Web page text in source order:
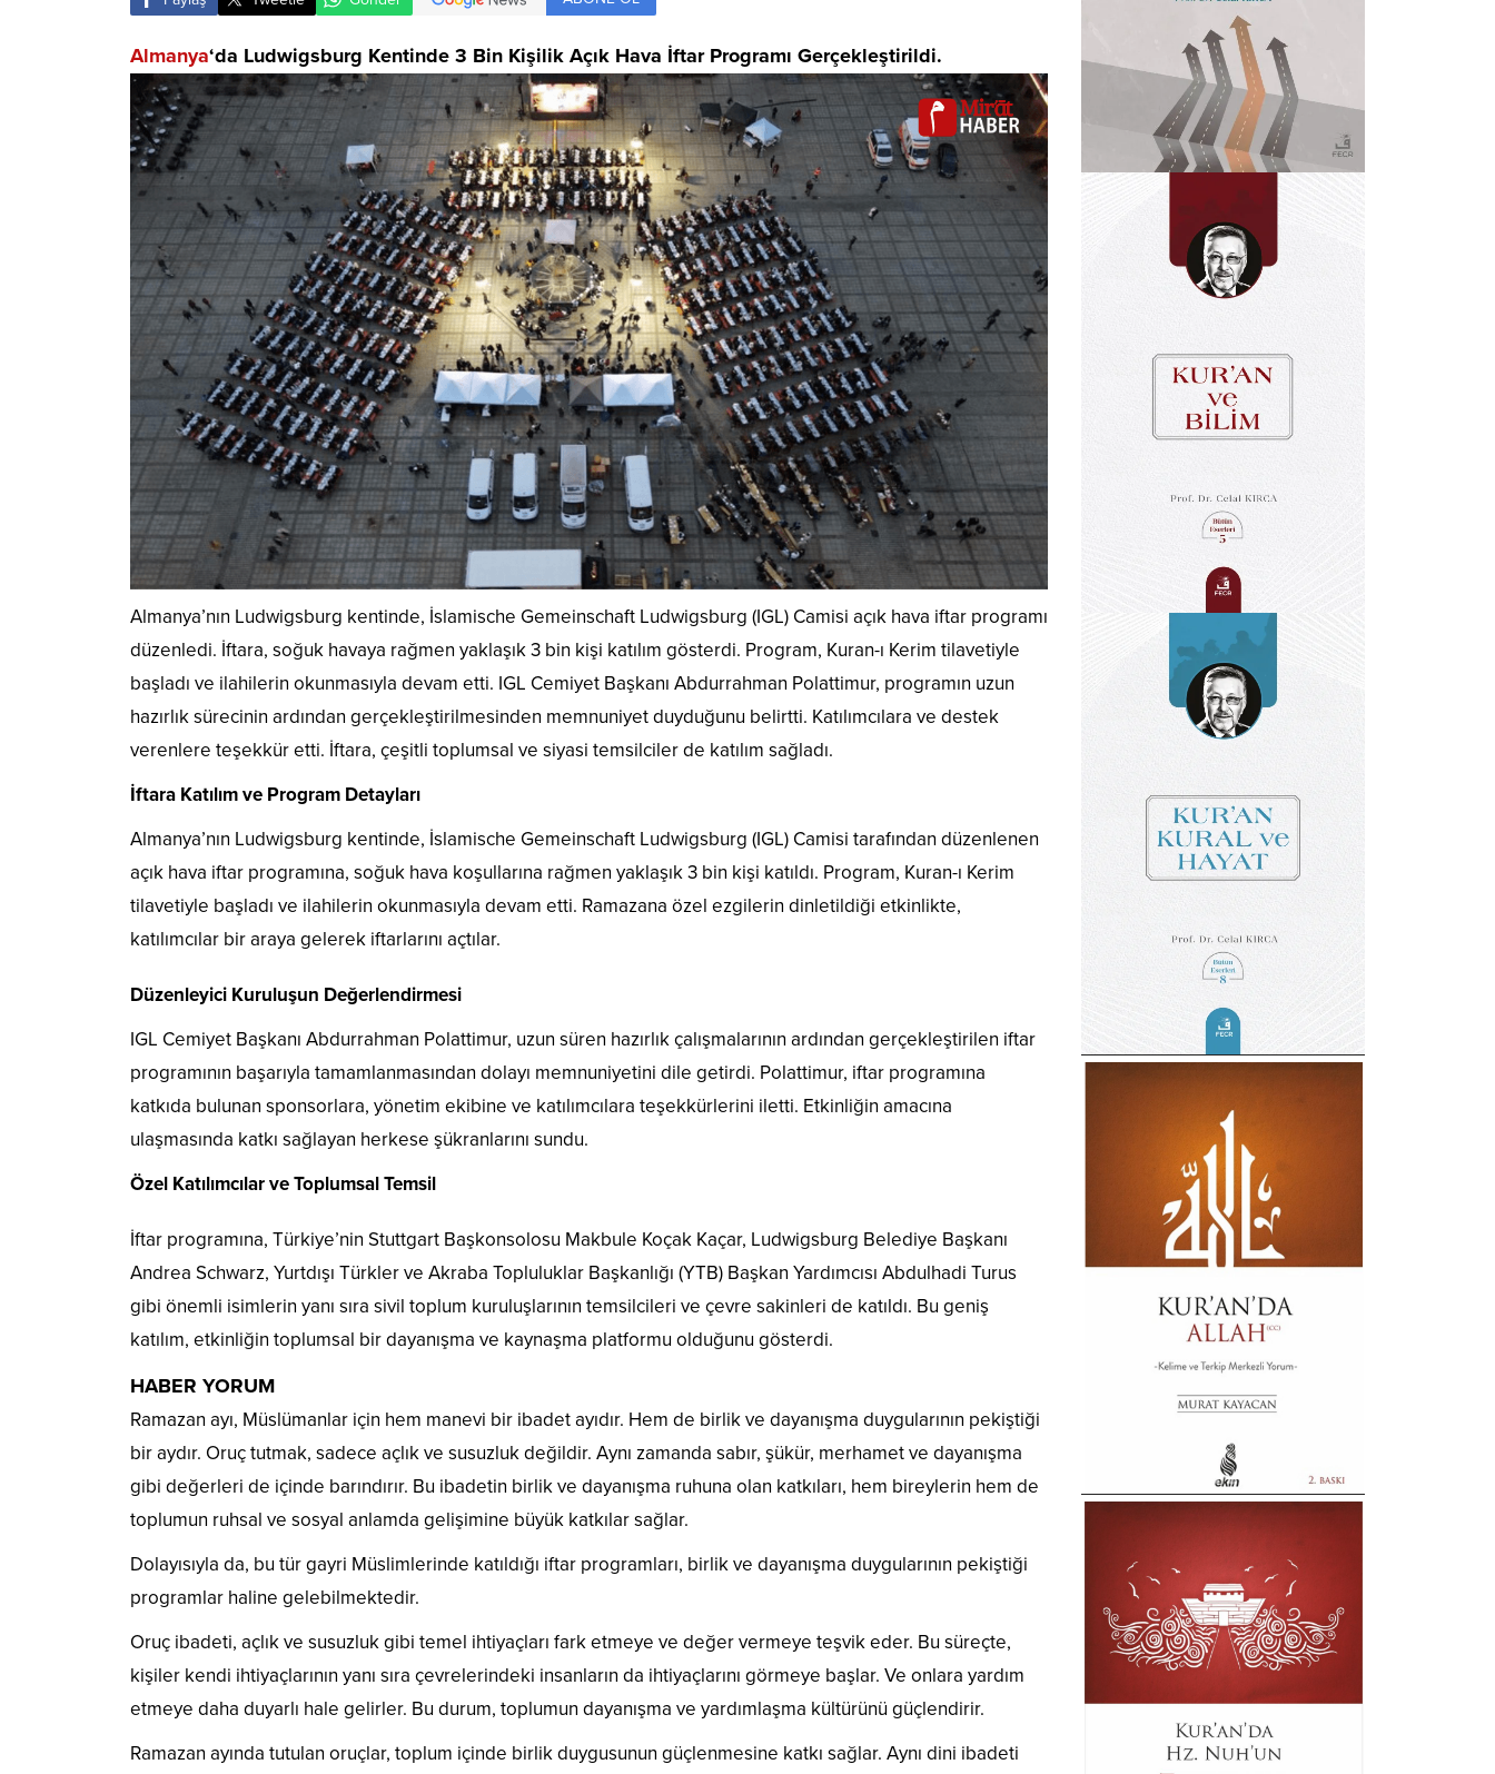
Almanya‘da Ludwigsburg Kentinde 3 Bin Kişilik Açık Hava İftar Programı Gerçekleştirildi.
Almanya’nın Ludwigsburg kentinde, İslamische Gemeinschaft Ludwigsburg (IGL) Camisi açık hava iftar programı
düzenledi. İftara, soğuk havaya rağmen yaklaşık 3 bin kişi katılım gösterdi. Program, Kuran-ı Kerim tilavetiyle
başladı ve ilahilerin okunmasıyla devam etti. IGL Cemiyet Başkanı Abdurrahman Polattimur, programın uzun
hazırlık sürecinin ardından gerçekleştirilmesinden memnuniyet duyduğunu belirtti. Katılımcılara ve destek
verenlere teşekkür etti. İftara, çeşitli toplumsal ve siyasi temsilciler de katılım sağladı.
İftara Katılım ve Program Detayları
Almanya’nın Ludwigsburg kentinde, İslamische Gemeinschaft Ludwigsburg (IGL) Camisi tarafından düzenlenen
açık hava iftar programına, soğuk hava koşullarına rağmen yaklaşık 3 bin kişi katıldı. Program, Kuran-ı Kerim
tilavetiyle başladı ve ilahilerin okunmasıyla devam etti. Ramazana özel ezgilerin dinletildiği etkinlikte,
katılımcılar bir araya gelerek iftarlarını açtılar.
Düzenleyici Kuruluşun Değerlendirmesi
IGL Cemiyet Başkanı Abdurrahman Polattimur, uzun süren hazırlık çalışmalarının ardından gerçekleştirilen iftar
programının başarıyla tamamlanmasından dolayı memnuniyetini dile getirdi. Polattimur, iftar programına
katkıda bulunan sponsorlara, yönetim ekibine ve katılımcılara teşekkürlerini iletti. Etkinliğin amacına
ulaşmasında katkı sağlayan herkese şükranlarını sundu.
Özel Katılımcılar ve Toplumsal Temsil
İftar programına, Türkiye’nin Stuttgart Başkonsolosu Makbule Koçak Kaçar, Ludwigsburg Belediye Başkanı
Andrea Schwarz, Yurtdışı Türkler ve Akraba Topluluklar Başkanlığı (YTB) Başkan Yardımcısı Abdulhadi Turus
gibi önemli isimlerin yanı sıra sivil toplum kuruluşlarının temsilcileri ve çevre sakinleri de katıldı. Bu geniş
katılım, etkinliğin toplumsal bir dayanışma ve kaynaşma platformu olduğunu gösterdi.
HABER YORUM
Ramazan ayı, Müslümanlar için hem manevi bir ibadet ayıdır. Hem de birlik ve dayanışma duygularının pekiştiği
bir aydır. Oruç tutmak, sadece açlık ve susuzluk değildir. Aynı zamanda sabır, şükür, merhamet ve dayanışma
gibi değerleri de içinde barındırır. Bu ibadetin birlik ve dayanışma ruhuna olan katkıları, hem bireylerin hem de
toplumun ruhsal ve sosyal anlamda gelişimine büyük katkılar sağlar.
Dolayısıyla da, bu tür gayri Müslimlerinde katıldığı iftar programları, birlik ve dayanışma duygularının pekiştiği
programlar haline gelebilmektedir.
Oruç ibadeti, açlık ve susuzluk gibi temel ihtiyaçları fark etmeye ve değer vermeye teşvik eder. Bu süreçte,
kişiler kendi ihtiyaçlarının yanı sıra çevrelerindeki insanların da ihtiyaçlarını görmeye başlar. Ve onlara yardım
etmeye daha duyarlı hale gelirler. Bu durum, toplumun dayanışma ve yardımlaşma kültürünü güçlendirir.
Ramazan ayında tutulan oruçlar, toplum içinde birlik duygusunun güçlenmesine katkı sağlar. Aynı dini ibadeti